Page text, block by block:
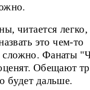
читается легко,
это чем-то
Фанаты
Обещают
будет дальше.